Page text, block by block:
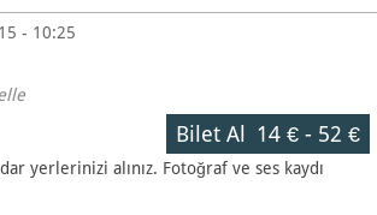
- 10:25
Bilet Al 14 €- 52 €
yerlerinizi alınız. Fotoğraf ve ses kaydı